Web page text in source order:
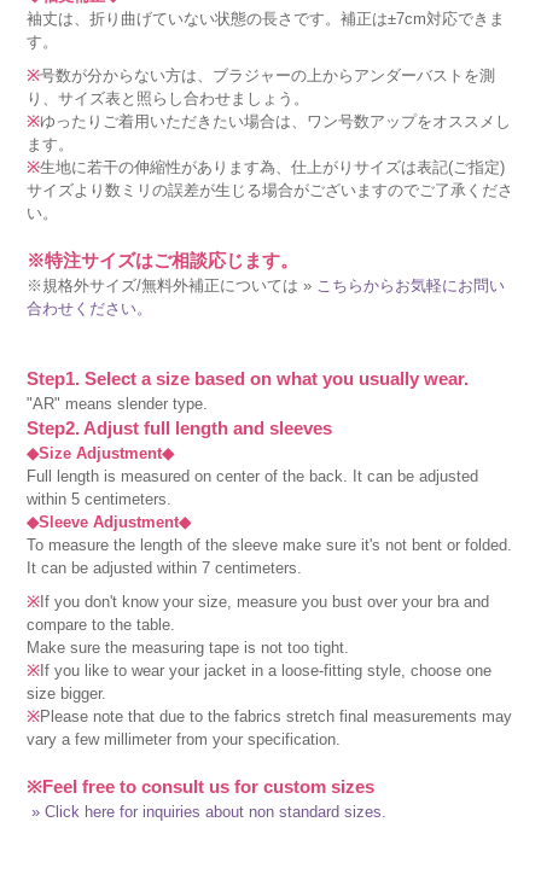
袖丈は、折り曲げていない状態の長さです。補正は±7cm対応できま
す。
※号数が分からない方は、ブラジャーの上からアンダーバストを測
り、サイズ表と照らし合わせましょう。
※ゆったりご着用いただきたい場合は、ワン号数アップをオススメし
ます。
※生地に若干の伸縮性があります為、仕上がりサイズは表記(ご指定)
サイズより数ミリの誤差が生じる場合がございますのでご了承くださ
い。
※特注サイズはご相談応じます。
※規格外サイズ/無料外補正については » こちらからお気軽にお問い
合わせください。
Step1. Select a size based on what you usually wear.
"AR" means slender type.
Step2. Adjust full length and sleeves
◆Size Adjustment◆
Full length is measured on center of the back. It can be adjusted
within 5 centimeters.
◆Sleeve Adjustment◆
To measure the length of the sleeve make sure it's not bent or folded.
It can be adjusted within 7 centimeters.
※ If you don't know your size, measure you bust over your bra and
compare to the table.
Make sure the measuring tape is not too tight.
※ If you like to wear your jacket in a loose-fitting style, choose one
size bigger.
※Please note that due to the fabrics stretch final measurements may
vary a few millimeter from your specification.
※Feel free to consult us for custom sizes
» Click here for inquiries about non standard sizes.